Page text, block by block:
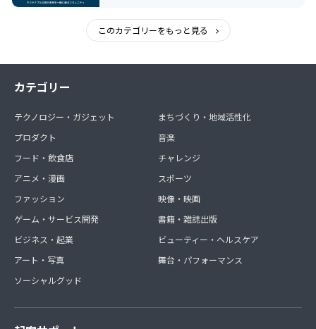
このカテゴリーをもっと見る
カテゴリー
テクノロジー・ガジェット
プロダクト
フード・飲食店
アニメ・漫画
ファッション
ゲーム・サービス開発
ビジネス・起業
アート・写真
ソーシャルグッド
まちづくり・地域活性化
音楽
チャレンジ
スポーツ
映像・映画
書籍・雑誌出版
ビューティー・ヘルスケア
舞台・パフォーマンス